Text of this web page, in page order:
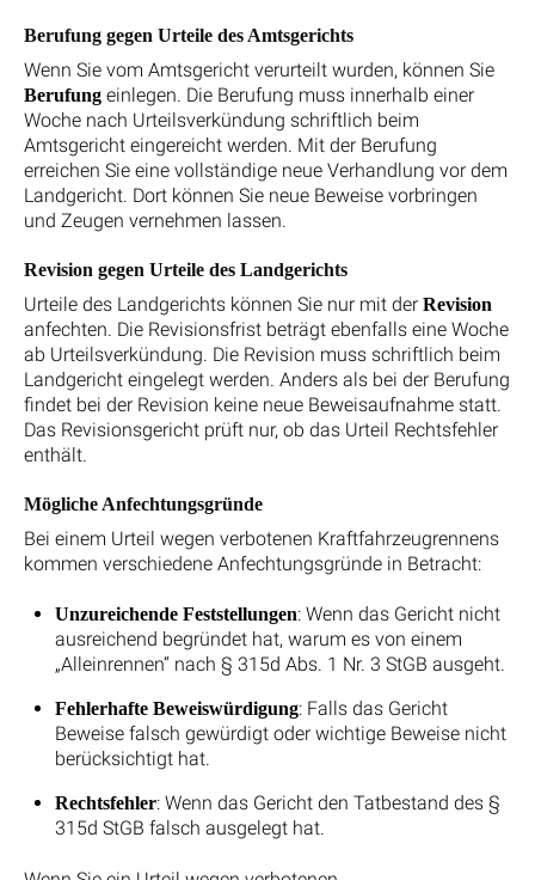
Berufung gegen Urteile des Amtsgerichts
Wenn Sie vom Amtsgericht verurteilt wurden, können Sie
Berufung einlegen. Die Berufung muss innerhalb einer
Woche nach Urteilsverkündung schriftlich beim
Amtsgericht eingereicht werden. Mit der Berufung
erreichen Sie eine vollständige neue Verhandlung vor dem
Landgericht. Dort können Sie neue Beweise vorbringen
und Zeugen vernehmen lassen.
Revision gegen Urteile des Landgerichts
Urteile des Landgerichts können Sie nur mit der Revision
anfechten. Die Revisionsfrist beträgt ebenfalls eine Woche
ab Urteilsverkündung. Die Revision muss schriftlich beim
Landgericht eingelegt werden. Anders als bei der Berufung
findet bei der Revision keine neue Beweisaufnahme statt.
Das Revisionsgericht prüft nur, ob das Urteil Rechtsfehler
enthält.
Mögliche Anfechtungsgründe
Bei einem Urteil wegen verbotenen Kraftfahrzeugrennens
kommen verschiedene Anfechtungsgründe in Betracht:
Unzureichende Feststellungen: Wenn das Gericht nicht
ausreichend begründet hat, warum es von einem
„Alleinrennen“ nach § 315d Abs. 1 Nr. 3 StGB ausgeht.
Fehlerhafte Beweiswürdigung: Falls das Gericht
Beweise falsch gewürdigt oder wichtige Beweise nicht
berücksichtigt hat.
Rechtsfehler: Wenn das Gericht den Tatbestand des §
315d StGB falsch ausgelegt hat.